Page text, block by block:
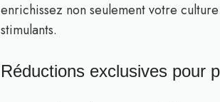
enrichissez non seulement votre
stimulants.
Réductions exclusives pour